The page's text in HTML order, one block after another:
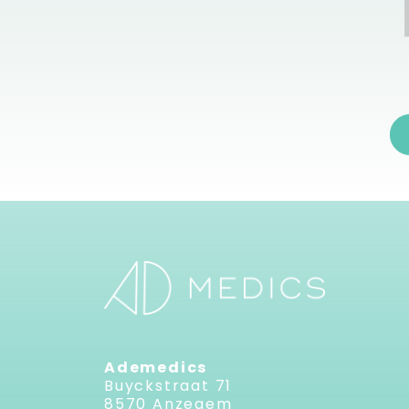
Ademedics
Buyckstraat 71
8570 Anzegem